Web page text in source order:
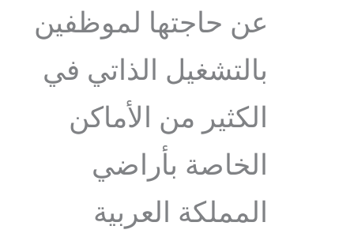
عن حاجتها لموظفين
بالتشغيل الذاتي في
الكثير من الأماكن
الخاصة بأراضي
المملكة العربية